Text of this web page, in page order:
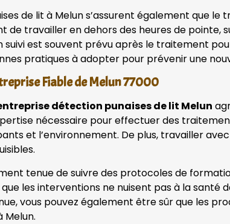
de lit à Melun s’assurent également que
de travailler en dehors des heures de
est souvent prévu après le traitement
pratiques à adopter pour prévenir une
Fiable de Melun 77000
détection punaises de lit Melun
nécessaire pour effectuer des
et l’environnement. De plus, travailler
tenue de suivre des protocoles de
les interventions ne nuisent pas à la
vous pouvez également être sûr que les
Melun.